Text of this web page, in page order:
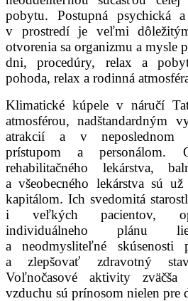
pobytu. Postupná psychická
v prostredí je veľmi
otvorenia sa organizmu a mysle
dni, procedúry, relax a
pohoda, relax a rodinná
Klimatické kúpele v náručí
atmosférou, nadštandardným
atrakcií a v neposlednom
prístupom a personálom.
rehabilitačného lekárstva,
a všeobecného lekárstva sú
kapitálom. Ich svedomitá
i veľkých pacientov,
individuálneho plánu
a neodmysliteľné skúsenosti
a zlepšovať zdravotný
Voľnočasové aktivity
vzduchu sú prínosom nielen pre